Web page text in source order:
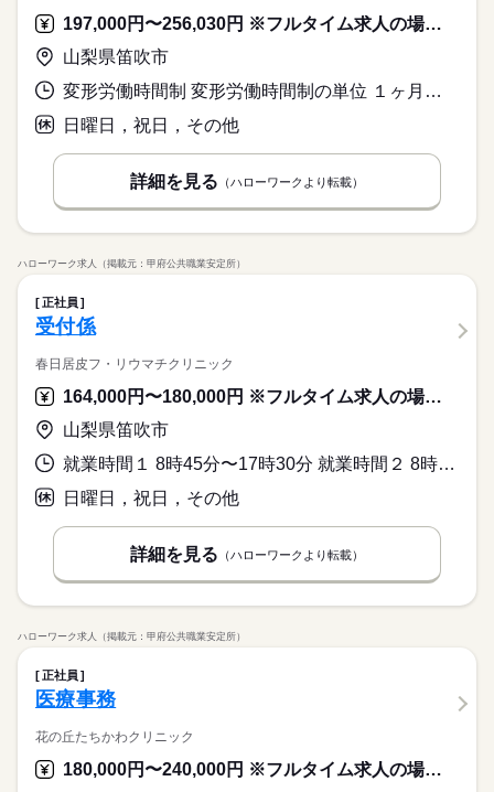
197,000円〜256,030円 ※フルタイム求人の場合は月額（換算額）、パート求人の場合は時間額を表示しています。
山梨県笛吹市
変形労働時間制 変形労働時間制の単位 １ヶ月単位 就業時間１ 8時30分〜17時00分 就業時間２ 8時30分〜12時00分 就業時間に関する特記事項 （２）隔週土曜日出勤（２～３回勤務／月）
日曜日，祝日，その他
詳細を見る （ハローワークより転載）
ハローワーク求人（掲載元：甲府公共職業安定所）
正社員
受付係
春日居皮フ・リウマチクリニック
164,000円〜180,000円 ※フルタイム求人の場合は月額（換算額）、パート求人の場合は時間額を表示しています。
山梨県笛吹市
就業時間１ 8時45分〜17時30分 就業時間２ 8時15分〜13時30分 就業時間３ 8時45分〜12時45分 就業時間に関する特記事項 （１）月、火、水、金
日曜日，祝日，その他
詳細を見る （ハローワークより転載）
ハローワーク求人（掲載元：甲府公共職業安定所）
正社員
医療事務
花の丘たちかわクリニック
180,000円〜240,000円 ※フルタイム求人の場合は月額（換算額）、パート求人の場合は時間額を表示しています。